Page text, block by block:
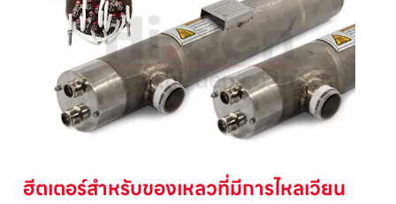
ฮีตเตอร์สำหรับของเหลวที่มีการไหลเวียน